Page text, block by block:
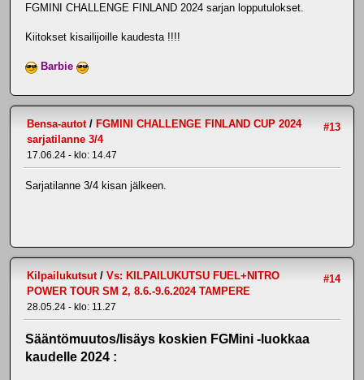
FGMINI CHALLENGE FINLAND 2024 sarjan lopputulokset.
Kiitokset kisailijoille kaudesta !!!!
Barbie
#13
Bensa-autot/ FGMINI CHALLENGE FINLAND CUP 2024
sarjatilanne 3/4
17.06.24 - klo: 14.47
Sarjatilanne 3/4 kisan jälkeen.
#14
Kilpailukutsut/ Vs: KILPAILUKUTSU FUEL+NITRO
POWER TOUR SM 2, 8.6.-9.6.2024 TAMPERE
28.05.24 - klo: 11.27
Sääntömuutos/lisäys koskien FGMini -luokkaa
kaudelle 2024 :